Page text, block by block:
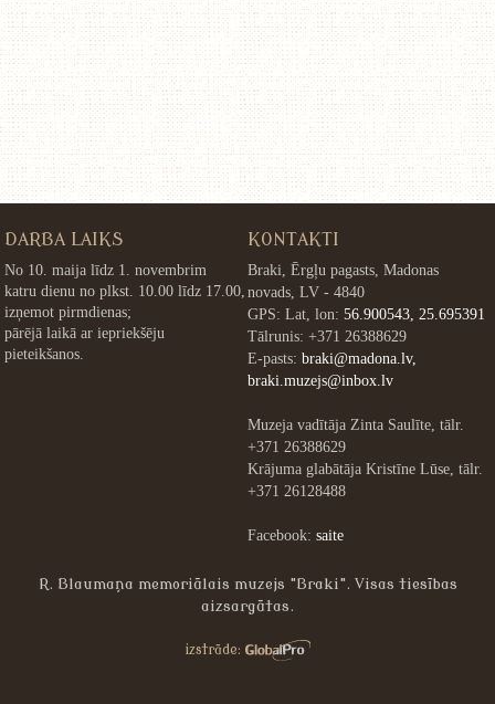
DARBA LAIKS
No 10. maija līdz 1. novembrim
katru dienu no plkst. 10.00 līdz 17.00,
izņemot pirmdienas;
pārējā laikā ar iepriekšēju
pieteikšanos.
KONTAKTI
Braki, Ērgļu pagasts, Madonas
novads, LV - 4840
GPS: Lat, lon: 56.900543, 25.695391
Tālrunis: +371 26388629
E-pasts: braki@madona.lv,
braki.muzejs@inbox.lv
Muzeja vadītāja Zinta Saulīte, tālr.
+371 26388629
Krājuma glabātāja Kristīne Lūse, tālr.
+371 26128488
Facebook: saite
R. Blaumaņa memoriālais muzejs "Braki". Visas tiesības
aizsargātas.
izstrāde: